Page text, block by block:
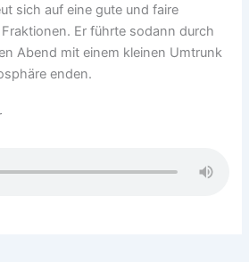
sich auf eine gute und faire
Er führte sodann durch
Abend mit einem kleinen Umtrunk
enden.